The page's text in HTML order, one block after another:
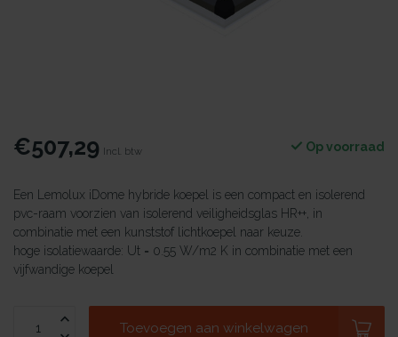
€507,29 Incl. btw Op voorraad
Een Lemolux iDome hybride koepel is een compact en isolerend
pvc-raam voorzien van isolerend veiligheidsglas HR++, in
combinatie met een kunststof lichtkoepel naar keuze.
hoge isolatiewaarde: Ut = 0.55 W/m2 K in combinatie met een
vijfwandige koepel
Toevoegen aan winkelwagen